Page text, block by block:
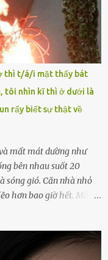
Quang Vinh, lớp 12 Anh
vô địch, mang về
lên đỉnh Olympia
Ngọc Quang Vinh đã
trên mạng xã hội
bài viết và đăng bài
Quang Vinh làm việc
thì t/á/i mặt thấy bát
tôi nhìn kĩ thì ở dưới là
rẩy biết sự thật về
mất mát dường như
bên nhau suốt 20
sóng gió. Căn nhà nhỏ
hơn bao giờ hết. Mỗi
làm gì ngoài việc
không cho phép tôi mãi